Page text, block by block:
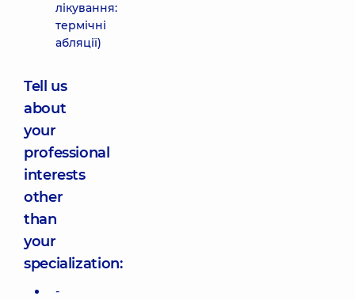
лікування:
термічні
абляції)
Tell us
about
your
professional
interests
other
than
your
specialization:
-